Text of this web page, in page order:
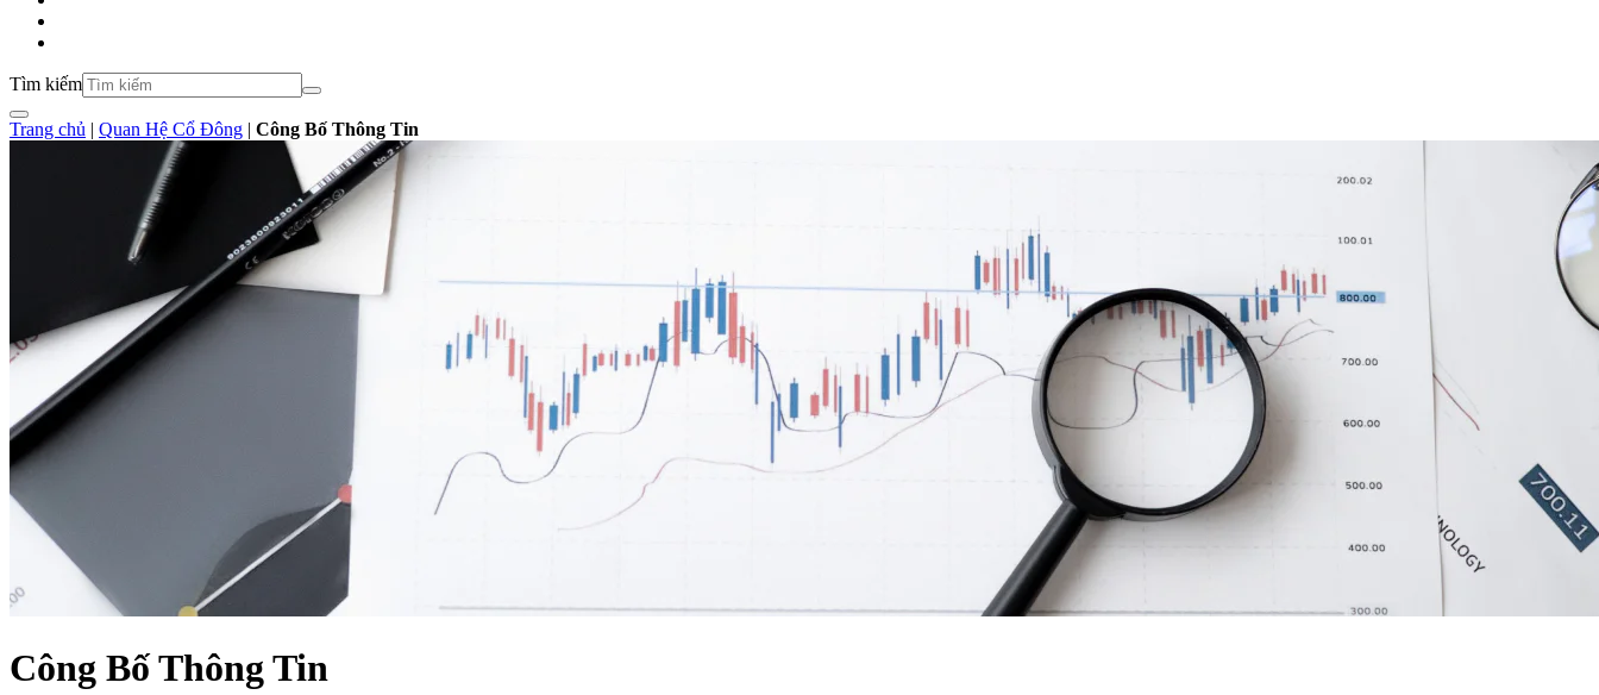
Tìm kiếm
Trang chủ | Quan Hệ Cổ Đông | Công Bố Thông Tin
Công Bố Thông Tin